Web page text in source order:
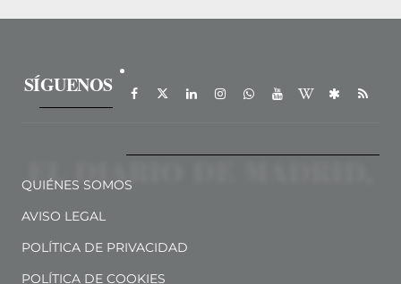
SÍGUENOS
QUIÉNES SOMOS
AVISO LEGAL
POLÍTICA DE PRIVACIDAD
POLÍTICA DE COOKIES